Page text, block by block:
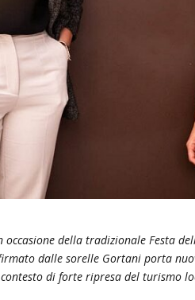
della tradizionale Festa
dalle sorelle Gortani porta
di forte ripresa del turismo